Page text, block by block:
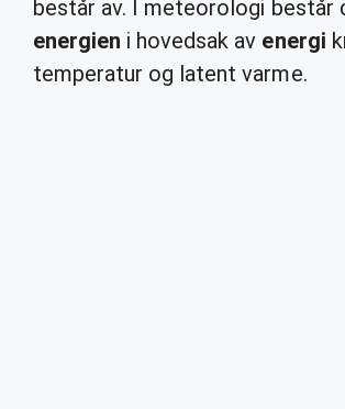
består av. I meteorologi består
energien i hovedsak av energi
temperatur og latent varme.